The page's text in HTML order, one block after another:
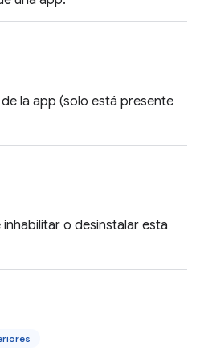
la app (solo está presente
o desinstalar esta